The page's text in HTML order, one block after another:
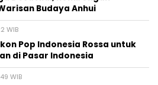
Budaya Anhui
WIB
Pop Indonesia Rossa untuk
di Pasar Indonesia
WIB